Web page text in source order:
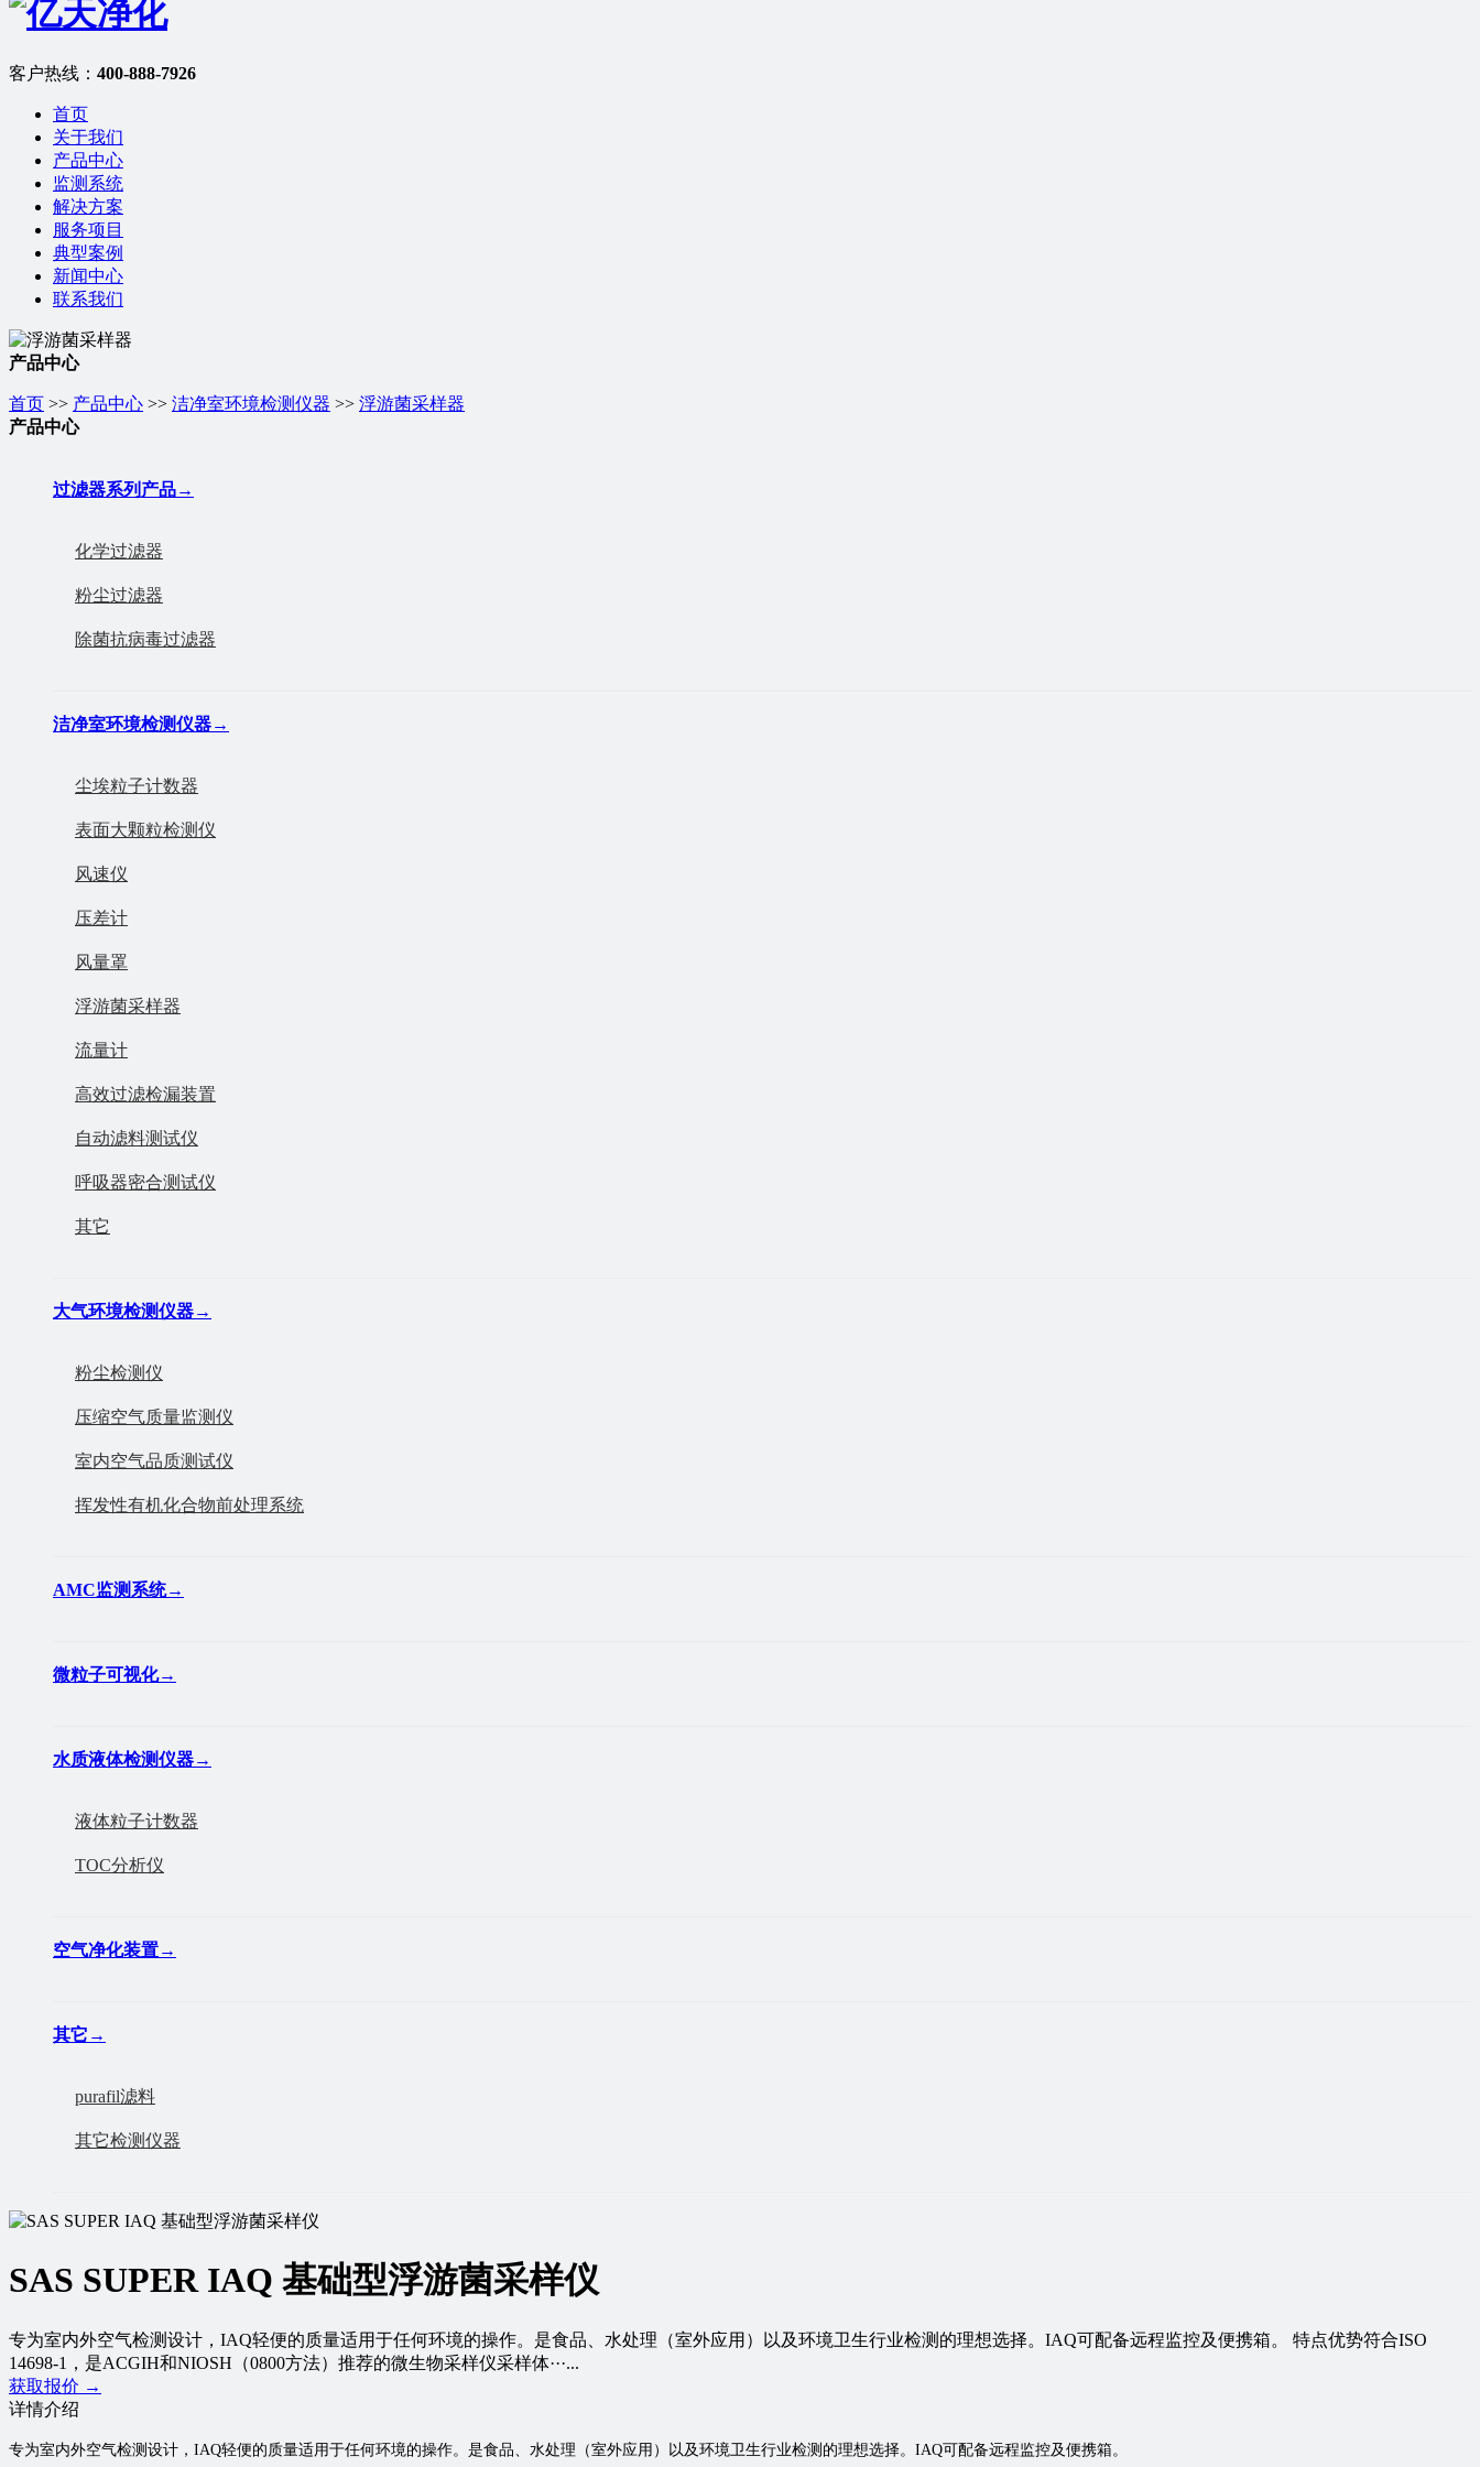
客户热线： 400-888-7926
首页
关于我们
产品中心
监测系统
解决方案
服务项目
典型案例
新闻中心
联系我们
产品中心
首页 >> 产品中心 >> 洁净室环境检测仪器 >> 浮游菌采样器
产品中心
过滤器系列产品→
化学过滤器
粉尘过滤器
除菌抗病毒过滤器
洁净室环境检测仪器→
尘埃粒子计数器
表面大颗粒检测仪
风速仪
压差计
风量罩
浮游菌采样器
流量计
高效过滤检漏装置
自动滤料测试仪
呼吸器密合测试仪
其它
大气环境检测仪器→
粉尘检测仪
压缩空气质量监测仪
室内空气品质测试仪
挥发性有机化合物前处理系统
AMC监测系统→
微粒子可视化→
水质液体检测仪器→
液体粒子计数器
TOC分析仪
空气净化装置→
其它 →
purafil滤料
其它检测仪器
SAS SUPER IAQ 基础型浮游菌采样仪
专为室内外空气检测设计，IAQ轻便的质量适用于任何环境的操作。是食品、水处理（室外应用）以及环境卫生行业检测的理想选择。IAQ可配备远程监控及便携箱。 特点优势符合ISO
14698-1，是ACGIH和NIOSH（0800方法）推荐的微生物采样仪采样体···...
获取报价 →
详情介绍
专为室内外空气检测设计，IAQ轻便的质量适用于任何环境的操作。是食品、水处理（室外应用）以及环境卫生行业检测的理想选择。IAQ可配备远程监控及便携箱。